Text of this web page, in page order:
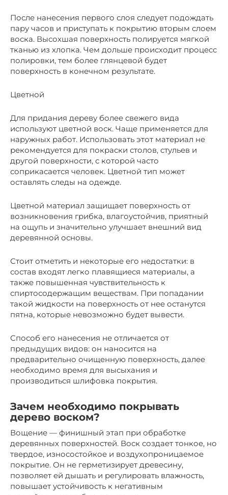
После нанесения первого слоя следует подождать
пару часов и приступать к покрытию вторым слоем
воска. Высохшая поверхность полируется мягкой
тканью из хлопка. Чем дольше происходит процесс
полировки, тем более глянцевой будет
поверхность в конечном результате.
Цветной
Для придания дереву более свежего вида
используют цветной воск. Чаще применяется для
наружных работ. Использовать этот материал не
рекомендуется для покраски столов, стульев и
другой поверхности, с которой часто
соприкасается человек. Цветной тип может
оставлять следы на одежде.
Цветной материал защищает поверхность от
возникновения грибка, влагоустойчив, приятный
на ощупь и значительно улучшает внешний вид
деревянной основы.
Стоит отметить и некоторые его недостатки: в
состав входят легко плавящиеся материалы, а
также повышенная чувствительность к
спиртосодержащим веществам. При попадании
такой жидкости на поверхность от нее останутся
пятна, которые невозможно будет вывести.
Способ его нанесения не отличается от
предыдущих видов: он наносится на
предварительно очищенную поверхность, далее
необходимо время для высыхания и
производиться шлифовка покрытия.
Зачем необходимо покрывать
дерево воском?
Вощение — финишный этап при обработке
деревянных поверхностей. Воск создает тонкое, но
твердое, износостойкое и воздухопроницаемое
покрытие. Он не герметизирует древесину,
позволяет ей дышать и регулировать влажность,
повышает устойчивость к негативным